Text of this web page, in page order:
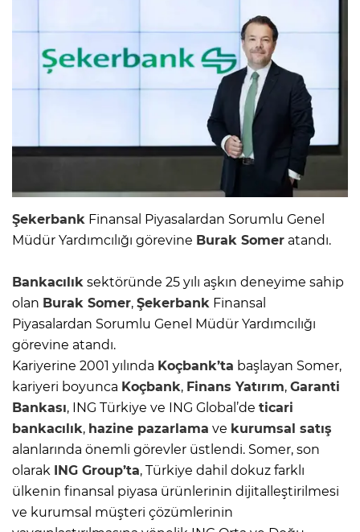
Şekerbank Finansal Piyasalardan Sorumlu Genel
Müdür Yardımcılığı görevine Burak Somer atandı.
Bankacılık sektöründe 25 yılı aşkın deneyime sahip
olan Burak Somer, Şekerbank Finansal
Piyasalardan Sorumlu Genel Müdür Yardımcılığı
görevine atandı.
Kariyerine 2001 yılında Koçbank’ta başlayan Somer,
kariyeri boyunca Koçbank, Finans Yatırım, Garanti
Bankası, ING Türkiye ve ING Global’de ticari
bankacılık, hazine pazarlama ve kurumsal satış
alanlarında önemli görevler üstlendi. Somer, son
olarak ING Group’ta, Türkiye dahil dokuz farklı
ülkenin finansal piyasa ürünlerinin dijitalleştirilmesi
ve kurumsal müşteri çözümlerinin